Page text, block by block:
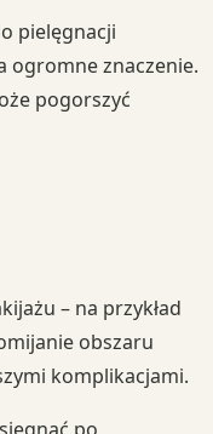
pielęgnacji
ogromne znaczenie.
pogorszyć
– na przykład
obszaru
komplikacjami.